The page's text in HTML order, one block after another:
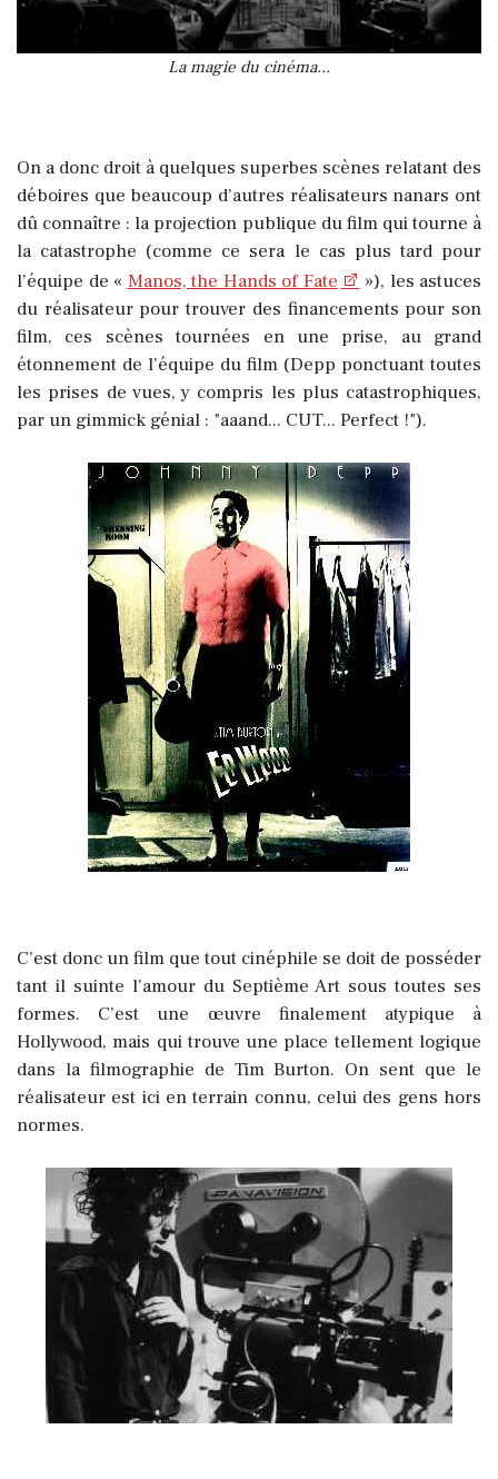
La magie du cinéma...
On a donc droit à quelques superbes scènes relatant des
déboires que beaucoup d’autres réalisateurs nanars ont
dû connaître : la projection publique du film qui tourne à
la catastrophe (comme ce sera le cas plus tard pour
l’équipe de « Manos, the Hands of Fate
»), les astuces
du réalisateur pour trouver des financements pour son
film, ces scènes tournées en une prise, au grand
étonnement de l’équipe du film (Depp ponctuant toutes
les prises de vues, y compris les plus catastrophiques,
par un gimmick génial : "aaand... CUT... Perfect !").
C’est donc un film que tout cinéphile se doit de posséder
tant il suinte l’amour du Septième Art sous toutes ses
formes. C’est une œuvre finalement atypique à
Hollywood, mais qui trouve une place tellement logique
dans la filmographie de Tim Burton. On sent que le
réalisateur est ici en terrain connu, celui des gens hors
normes.